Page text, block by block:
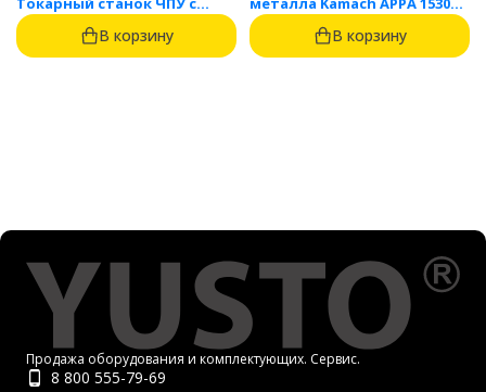
горизонтальной станиной
В корзину
(3000 Вт)
В корзину
Продажа оборудования и комплектующих. Сервис.
8 800 555-79-69